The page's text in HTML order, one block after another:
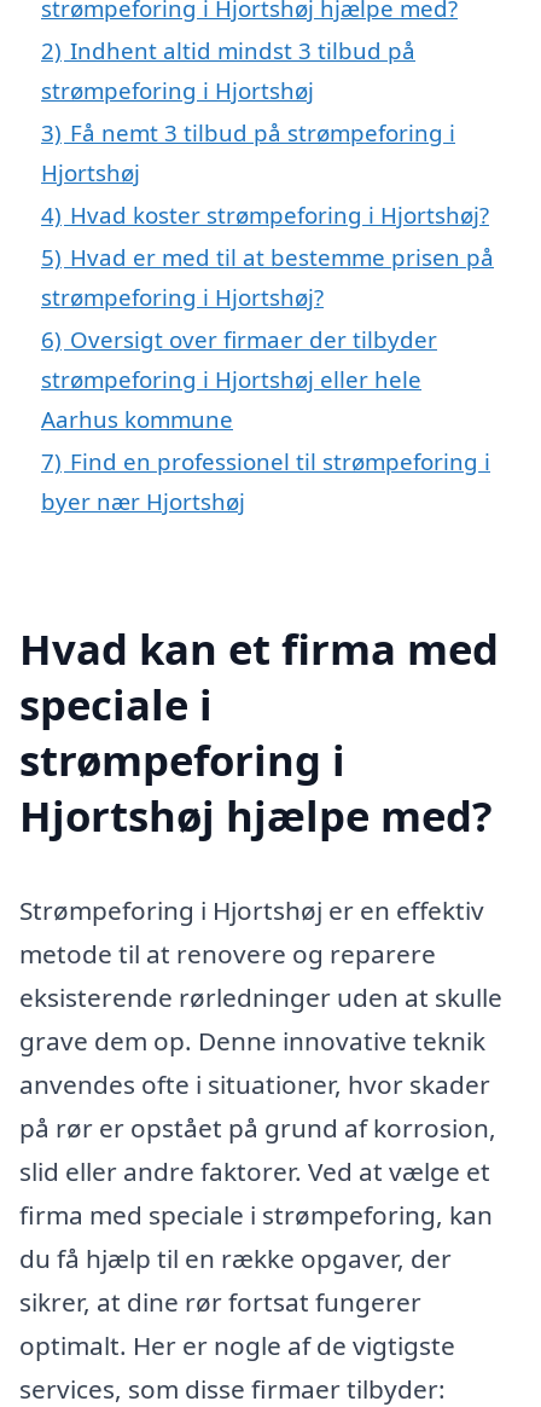
strømpeforing i Hjortshøj hjælpe med?
2) Indhent altid mindst 3 tilbud på
strømpeforing i Hjortshøj
3) Få nemt 3 tilbud på strømpeforing i
Hjortshøj
4) Hvad koster strømpeforing i Hjortshøj?
5) Hvad er med til at bestemme prisen på
strømpeforing i Hjortshøj?
6) Oversigt over firmaer der tilbyder
strømpeforing i Hjortshøj eller hele
Aarhus kommune
7) Find en professionel til strømpeforing i
byer nær Hjortshøj
Hvad kan et firma med
speciale i
strømpeforing i
Hjortshøj hjælpe med?
Strømpeforing i Hjortshøj er en effektiv
metode til at renovere og reparere
eksisterende rørledninger uden at skulle
grave dem op. Denne innovative teknik
anvendes ofte i situationer, hvor skader
på rør er opstået på grund af korrosion,
slid eller andre faktorer. Ved at vælge et
firma med speciale i strømpeforing, kan
du få hjælp til en række opgaver, der
sikrer, at dine rør fortsat fungerer
optimalt. Her er nogle af de vigtigste
services, som disse firmaer tilbyder: